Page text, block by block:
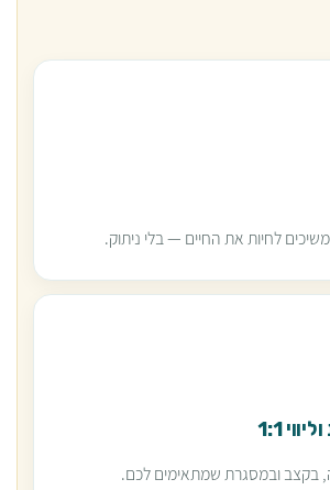
לחיות את החיים — בלי ניתוק.
1:1
בקצב ובמסגרת שמתאימים לכם.